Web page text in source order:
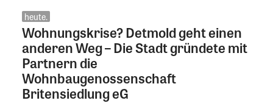
heute.
Wohnungskrise? Detmold geht einen
anderen Weg – Die Stadt gründete mit
Partnern die
Wohnbaugenossenschaft
Britensiedlung eG